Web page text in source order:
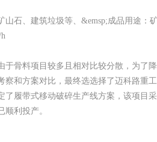
山石、建筑垃圾等、&emsp;成品用途：
于骨料项目较多且相对比较分散，为了
察和方案对比，最终选选择了迈科路重
了履带式移动破碎生产线方案，该项目
顺利投产。